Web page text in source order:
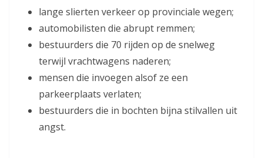
lange slierten verkeer op provinciale wegen;
automobilisten die abrupt remmen;
bestuurders die 70 rijden op de snelweg
terwijl vrachtwagens naderen;
mensen die invoegen alsof ze een
parkeerplaats verlaten;
bestuurders die in bochten bijna stilvallen uit
angst.